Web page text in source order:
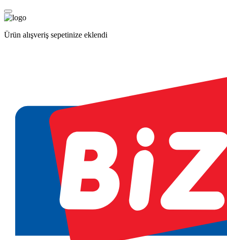
Ürün alışveriş sepetinize eklendi